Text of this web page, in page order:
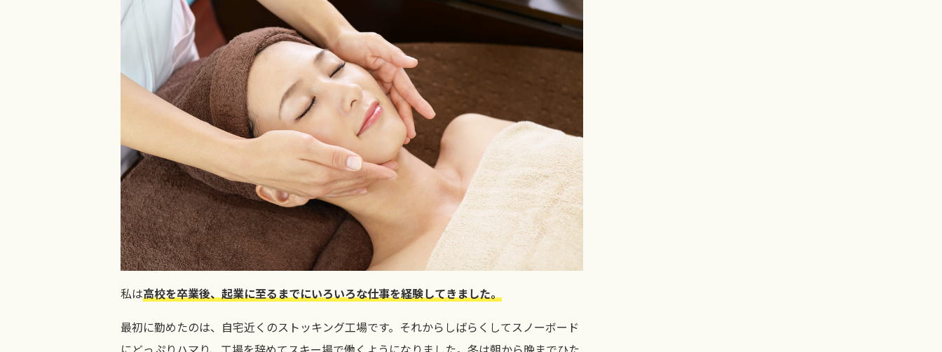
私は高校を卒業後、起業に至るまでにいろいろな仕事を経験してきました。
最初に勤めたのは、自宅近くのストッキング工場です。それからしばらくしてスノーボード